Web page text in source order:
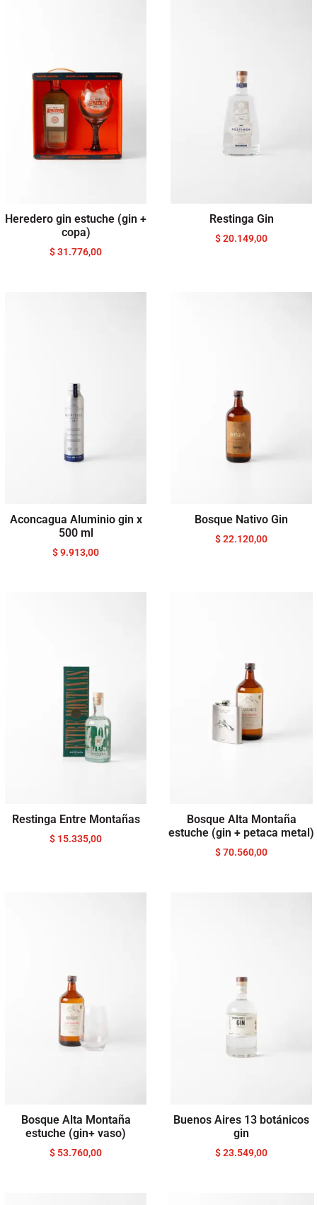
Heredero gin estuche (gin +
copa)
$31.776,00
Restinga Gin
$20.149,00
Aconcagua Aluminio gin x
500 ml
$9.913,00
Bosque Nativo Gin
$22.120,00
Restinga Entre Montañas
$ 15.335,00
Bosque Alta Montaña
estuche (gin + petaca metal)
$70.560,00
Bosque Alta Montaña
estuche (gin+ vaso)
$ 53.760,00
Buenos Aires 13 botánicos
gin
$23.549,00